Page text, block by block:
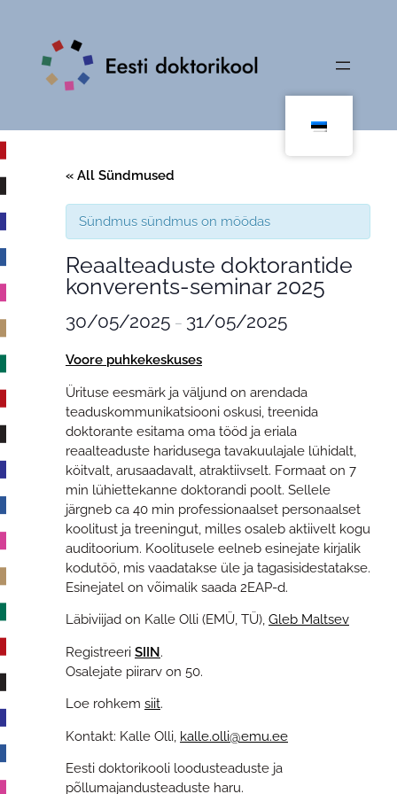
« All Sündmused
Sündmus sündmus on möödas
Reaalteaduste doktorantide
konverents-seminar 2025
30/05/2025 – 31/05/2025
Voore puhkekeskuses
Ürituse eesmärk ja väljund on arendada
teaduskommunikatsiooni oskusi, treenida
doktorante esitama oma tööd ja eriala
reaalteaduste haridusega tavakuulajale lühidalt,
köitvalt, arusaadavalt, atraktiivselt. Formaat on 7
min lühiettekanne doktorandi poolt. Sellele
järgneb ca 40 min professionaalset personaalset
koolitust ja treeningut, milles osaleb aktiivelt kogu
auditoorium. Koolitusele eelneb esinejate kirjalik
kodutöö, mis vaadatakse üle ja tagasisidestatakse.
Esinejatel on võimalik saada 2EAP-d.
Läbiviijad on Kalle Olli (EMÜ, TÜ), Gleb Maltsev
Registreeri SIIN.
Osalejate piirarv on 50.
Loe rohkem siit.
Kontakt: Kalle Olli, kalle.olli@emu.ee
Eesti doktorikooli loodusteaduste ja
põllumajandusteaduste haru.